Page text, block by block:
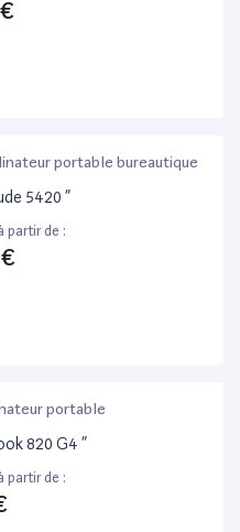
portable bureautique
5420 ”
partir de :
portable
820 G4 ”
partir de :